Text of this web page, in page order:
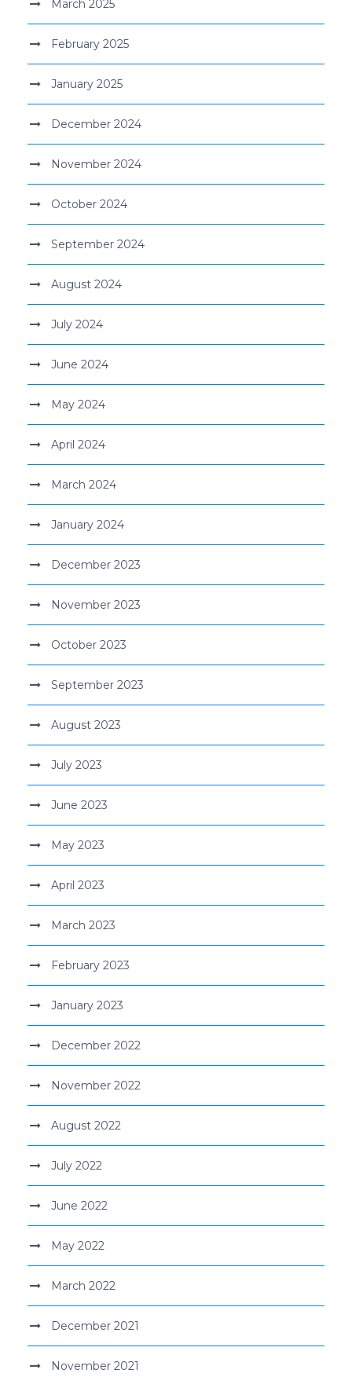
March 2025
February 2025
January 2025
December 2024
November 2024
October 2024
September 2024
August 2024
July 2024
June 2024
May 2024
April 2024
March 2024
January 2024
December 2023
November 2023
October 2023
September 2023
August 2023
July 2023
June 2023
May 2023
April 2023
March 2023
February 2023
January 2023
December 2022
November 2022
August 2022
July 2022
June 2022
May 2022
March 2022
December 2021
November 2021